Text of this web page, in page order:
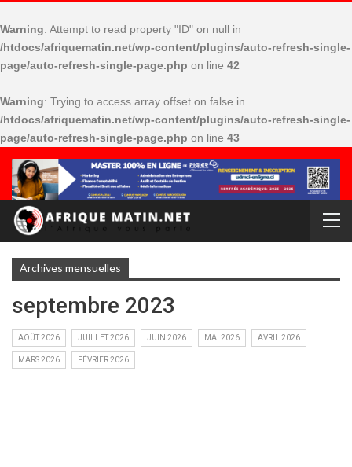
Warning: Attempt to read property "ID" on null in
/htdocs/afriquematin.net/wp-content/plugins/auto-refresh-single-
page/auto-refresh-single-page.php on line 42
Warning: Trying to access array offset on false in
/htdocs/afriquematin.net/wp-content/plugins/auto-refresh-single-
page/auto-refresh-single-page.php on line 43
Archives mensuelles
septembre 2023
AOÛT 2026 JUILLET 2026 JUIN 2026 MAI 2026 AVRIL 2026
MARS 2026 FÉVRIER 2026